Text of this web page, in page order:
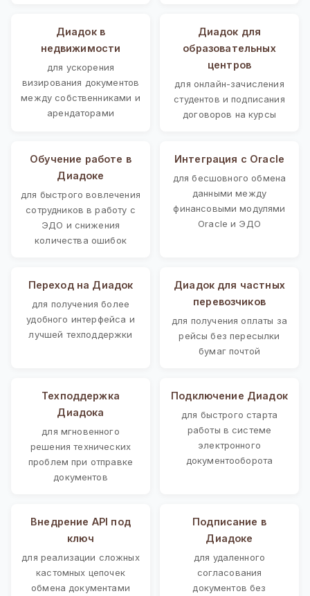
Диадок в
недвижимости
для ускорения
визирования документов
между собственниками и
арендаторами
Диадок для
образовательных
центров
для онлайн-зачисления
студентов и подписания
договоров на курсы
Обучение работе в
Диадоке
для быстрого вовлечения
сотрудников в работу с
ЭДО и снижения
количества ошибок
Интеграция с Oracle
для бесшовного обмена
данными между
финансовыми модулями
Oracle и ЭДО
Переход на Диадок
для получения более
удобного интерфейса и
лучшей техподдержки
Диадок для частных
перевозчиков
для получения оплаты за
рейсы без пересылки
бумаг почтой
Техподдержка
Диадока
для мгновенного
решения технических
проблем при отправке
документов
Подключение Диадок
для быстрого старта
работы в системе
электронного
документооборота
Внедрение API под
ключ
для реализации сложных
кастомных цепочек
обмена документами
Подписание в
Диадоке
для удаленного
согласования
документов без